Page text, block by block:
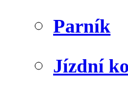
Parník
Jízdní